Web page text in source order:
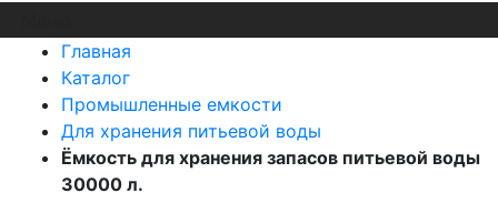
Главная
Каталог
Промышленные емкости
Для хранения питьевой воды
Ёмкость для хранения запасов питьевой воды
30000 л.